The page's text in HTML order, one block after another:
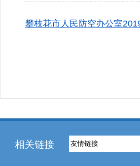
攀枝花市人民防空办公室
相关链接